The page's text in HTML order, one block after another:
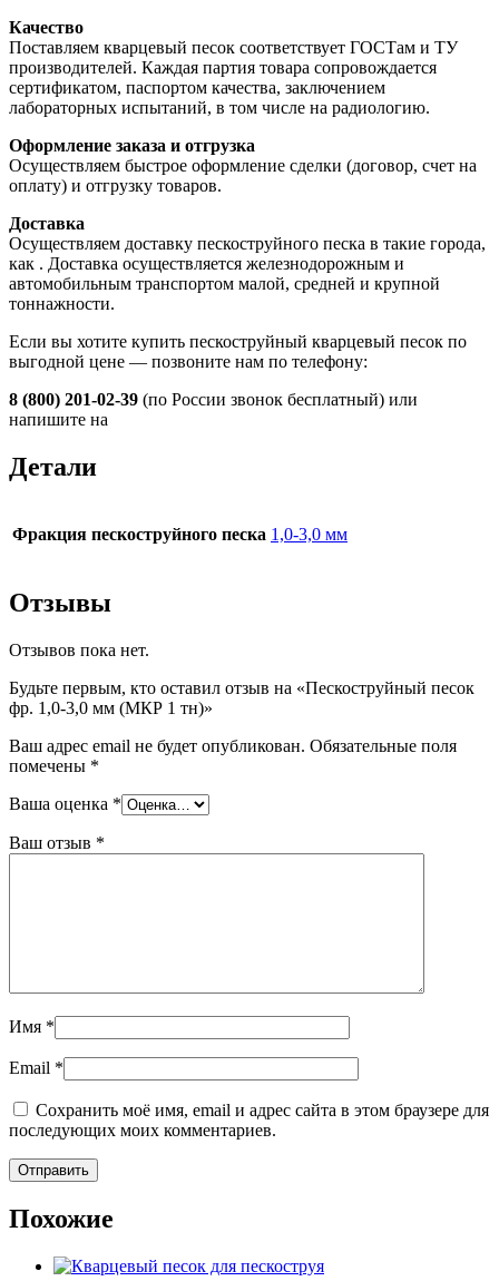
Качество
Поставляем кварцевый песок соответствует ГОСТам и ТУ
производителей. Каждая партия товара сопровождается
сертификатом, паспортом качества, заключением
лабораторных испытаний, в том числе на радиологию.
Оформление заказа и отгрузка
Осуществляем быстрое оформление сделки (договор, счет на
оплату) и отгрузку товаров.
Доставка
Осуществляем доставку пескоструйного песка в такие города,
как . Доставка осуществляется железнодорожным и
автомобильным транспортом малой, средней и крупной
тоннажности.
Если вы хотите купить пескоструйный кварцевый песок по
выгодной цене — позвоните нам по телефону:
8 (800) 201-02-39 (по России звонок бесплатный) или
напишите на
Детали
Фракция пескоструйного песка 1,0-3,0 мм
Отзывы
Отзывов пока нет.
Будьте первым, кто оставил отзыв на «Пескоструйный песок
фр. 1,0-3,0 мм (МКР 1 тн)»
Ваш адрес email не будет опубликован. Обязательные поля
помечены *
Ваша оценка *
Ваш отзыв *
Имя *
Email *
Сохранить моё имя, email и адрес сайта в этом браузере для
последующих моих комментариев.
Похожие